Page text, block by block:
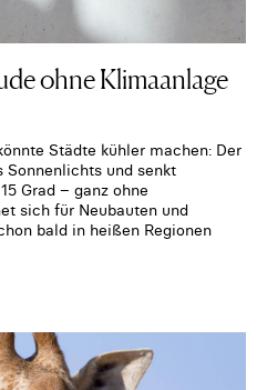
ohne Klimaanlage
Städte kühler machen: Der
und senkt
Grad – ganz ohne
sich für Neubauten und
bald in heißen Regionen